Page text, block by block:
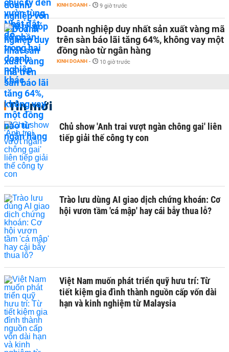
KINH DOANH - 9 giờ trước
Doanh nghiệp duy nhất sản xuất vàng mã
trên sàn báo lãi tăng 64%, không vay một
đồng nào từ ngân hàng
KINH DOANH - 10 giờ trước
Tin mới
Chủ show 'Anh trai vượt ngàn chông gai' liên
tiếp giải thế công ty con
Trào lưu dùng AI giao dịch chứng khoán: Cơ
hội vươn tầm 'cá mập' hay cái bẫy thua lỗ?
Việt Nam muốn phát triển quỹ hưu trí: Từ
tiết kiệm gia đình thành nguồn cấp vốn dài
hạn và kinh nghiệm từ Malaysia